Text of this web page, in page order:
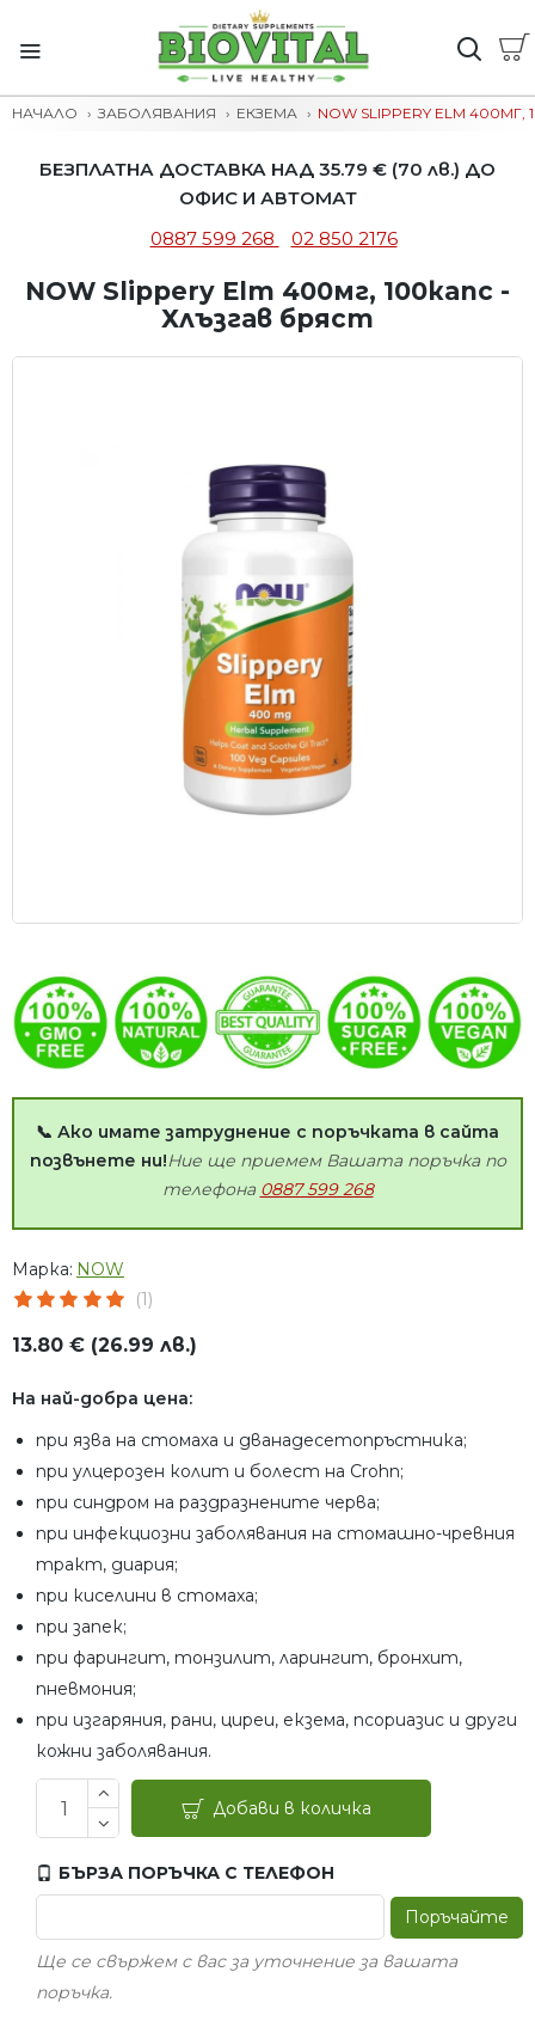
НАЧАЛО ЗАБОЛЯВАНИЯ ЕКЗЕМА NOW SLIPPERY ELM
БЕЗПЛАТНА ДОСТАВКА НАД 35.79 € (70 лв.) ДО
ОФИС И АВТОМАТ
0887 599 268
02 850 2176
NOW Slippery Elm 400мг, 100капс -
Хлъзгав бряст
📞 Ако имате затруднение с поръчката в сайта
позвънете ни!Ние ще приемем Вашата поръчка по
телефона 0887 599 268
Марка: NOW
(1)
13.80 € (26.99 лв.)
На най-добра цена:
при язва на стомаха и дванадесетопръстника;
при улцерозен колит и болест на Crohn;
при синдром на раздразнените черва;
при инфекциозни заболявания на стомашно-чревния
тракт, диария;
при киселини в стомаха;
при запек;
при фарингит, тонзилит, ларингит, бронхит,
пневмония;
при изгаряния, рани, циреи, екзема, псориазис и други
кожни заболявания.
Добави в количка
БЪРЗА ПОРЪЧКА С ТЕЛЕФОН
Поръчайте
Ще се свържем с вас за уточнение за вашата
поръчка.